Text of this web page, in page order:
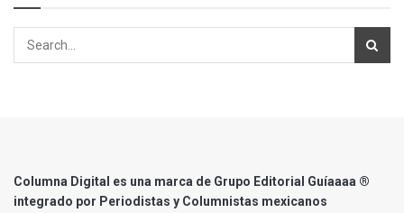
Columna Digital es una marca de Grupo Editorial Guíaaaa ®
integrado por Periodistas y Columnistas mexicanos